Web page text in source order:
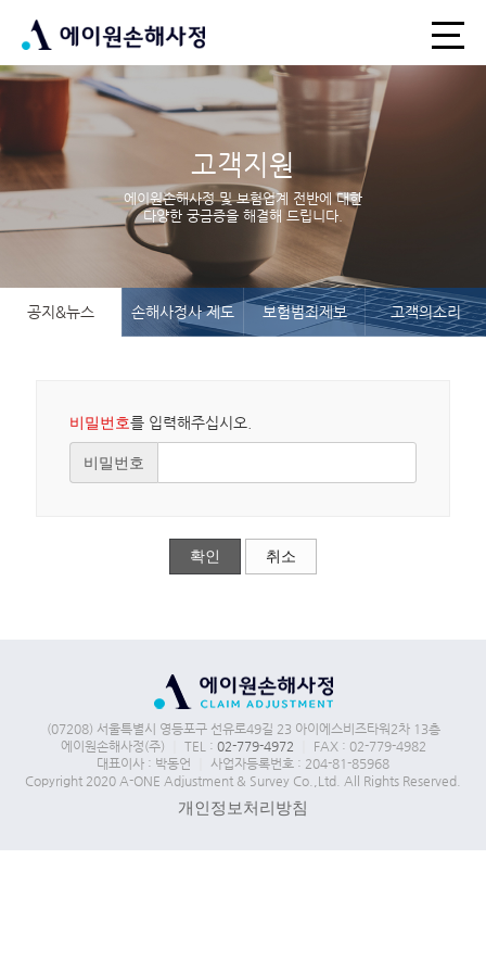
고객지원
에이원손해사정 및 보험업계 전반에 대한
다양한 궁금증을 해결해 드립니다.
공지&뉴스 손해사정사 제도 보험범죄제보 고객의소리
비밀번호를 입력해주십시오.
비밀번호
확인 취소
(07208) 서울특별시 영등포구 선유로49길 23 아이에스비즈타워2차 13층
에이원손해사정(주)
TEL : 02-779-4972
FAX : 02-779-4982
대표이사 : 박동언
사업자등록번호 : 204-81-85968
Copyright 2020 A-ONE Adjustment & Survey Co.,Ltd. All Rights Reserved.
개인정보처리방침